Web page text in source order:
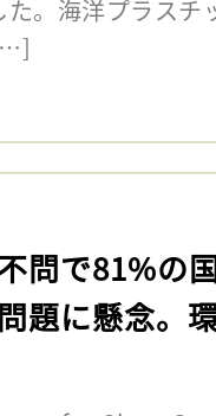
。海洋プラス
問で81%の
題に懸念。